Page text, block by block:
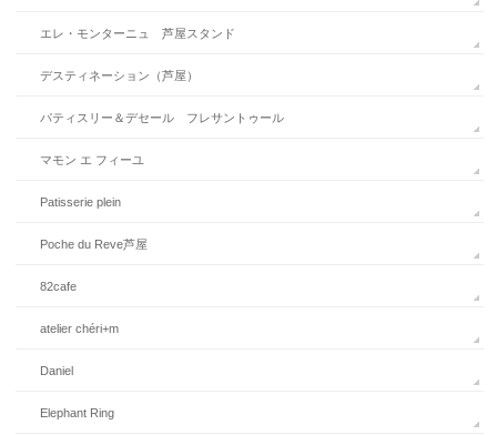
エレ・モンターニュ 芦屋スタンド
デスティネーション（芦屋）
パティスリー＆デセール フレサントゥール
マモン エ フィーユ
Patisserie plein
Poche du Reve芦屋
82cafe
atelier chéri+m
Daniel
Elephant Ring